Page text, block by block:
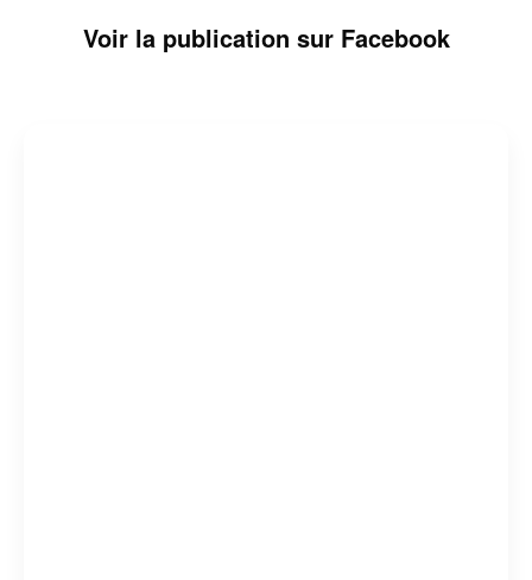
Voir la publication sur Facebook